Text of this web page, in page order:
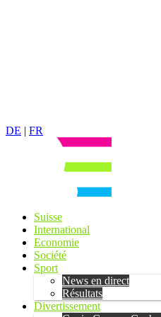
DE | FR
Suisse
International
Economie
Société
Sport
News en direct
Résultats
Divertissement